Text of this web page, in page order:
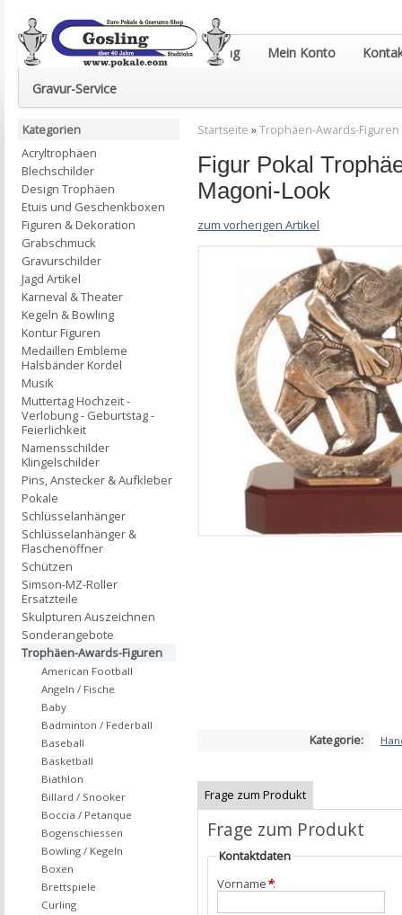
Euro-Pokale & Gravur-Shop Gosling Mein Konto
Gravur-Service
Startseite »Trophäen-Awards-Figuren
Figur Pokal
Magoni-Look
zum vorherigen Artikel
Kategorie:
Frage zum Produkt
Frage zum Produkt
Kontaktdaten
Vorname*:
Kategorien
Acryltrophäen
Blechschilder
Design Trophäen
Etuis und Geschenkboxen
Figuren & Dekoration
Grabschmuck
Gravurschilder
Jagd Artikel
Karneval & Theater
Kegeln & Bowling
Kontur Figuren
Medaillen Embleme
Halsbänder Kordel
Musik
Muttertag Hochzeit -
Verlobung - Geburtstag -
Feierlichkeit
Namensschilder
Klingelschilder
Pins, Anstecker & Aufkleber
Pokale
Schlüsselanhänger
Schlüsselanhänger &
Flaschenöffner
Schützen
Simson-MZ-Roller
Ersatzteile
Skulpturen Auszeichnen
Sonderangebote
Trophäen-Awards-Figuren
American Football
Angeln / Fische
Baby
Badminton / Federball
Baseball
Basketball
Biathlon
Billard / Snooker
Boccia / Petanque
Bogenschiessen
Bowling / Kegeln
Boxen
Brettspiele
Curling